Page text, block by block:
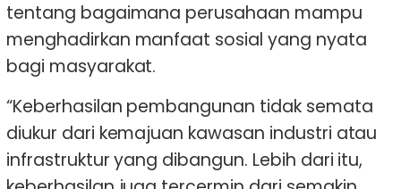
tentang bagaimana perusahaan mampu
menghadirkan manfaat sosial yang nyata
bagi masyarakat.
“Keberhasilan pembangunan tidak semata
diukur dari kemajuan kawasan industri atau
infrastruktur yang dibangun. Lebih dari itu,